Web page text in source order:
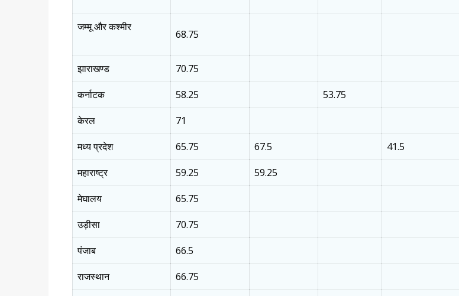
जम्मू और कश्मीर
68.75
झाराखण्ड
70.75
कर्नाटक
58.25
53.75
केरल
71
मध्य प्रदेश
65.75 67.5
41.5
महाराष्ट्र
59.25
59.25
मेघालय
65.75
उड़ीसा
70.75
पंजाब
66.5
राजस्थान
66.75